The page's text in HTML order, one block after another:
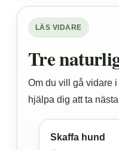
LÄS VIDARE
Tre
Om du vill gå vidare
hjälpa dig att ta
Skaffa hund